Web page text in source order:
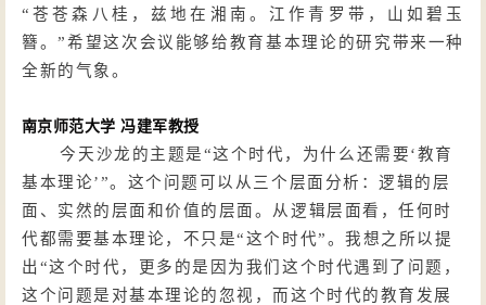
“苍苍森八桂，兹地在湘南。江作青罗带，山如碧玉
簪。”希望这次会议能够给教育基本理论的研究带来一种
全新的气象。
南京师范大学 冯建军教授
今天沙龙的主题是“这个时代，为什么还需要‘教育
基本理论’”。这个问题可以从三个层面分析：逻辑的层
面、实然的层面和价值的层面。从逻辑层面看，任何时
代都需要基本理论，不只是“这个时代”。我想之所以提
出“这个时代，更多的是因为我们这个时代遇到了问题，
这个问题是对基本理论的忽视，而这个时代的教育发展